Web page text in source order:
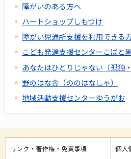
障がいのある方へ
ハートショップしもつけ
障がい児通所支援を利用できる
こども発達支援センターこばと
あなたはひとりじゃない（孤独
野のはな舎（ののはなしゃ）
地域活動支援センターゆうがお
リンク・著作権・免責事項 個人